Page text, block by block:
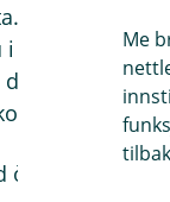
Vel alltid lokal
i norske
ditt, og du
òg på korte
Me